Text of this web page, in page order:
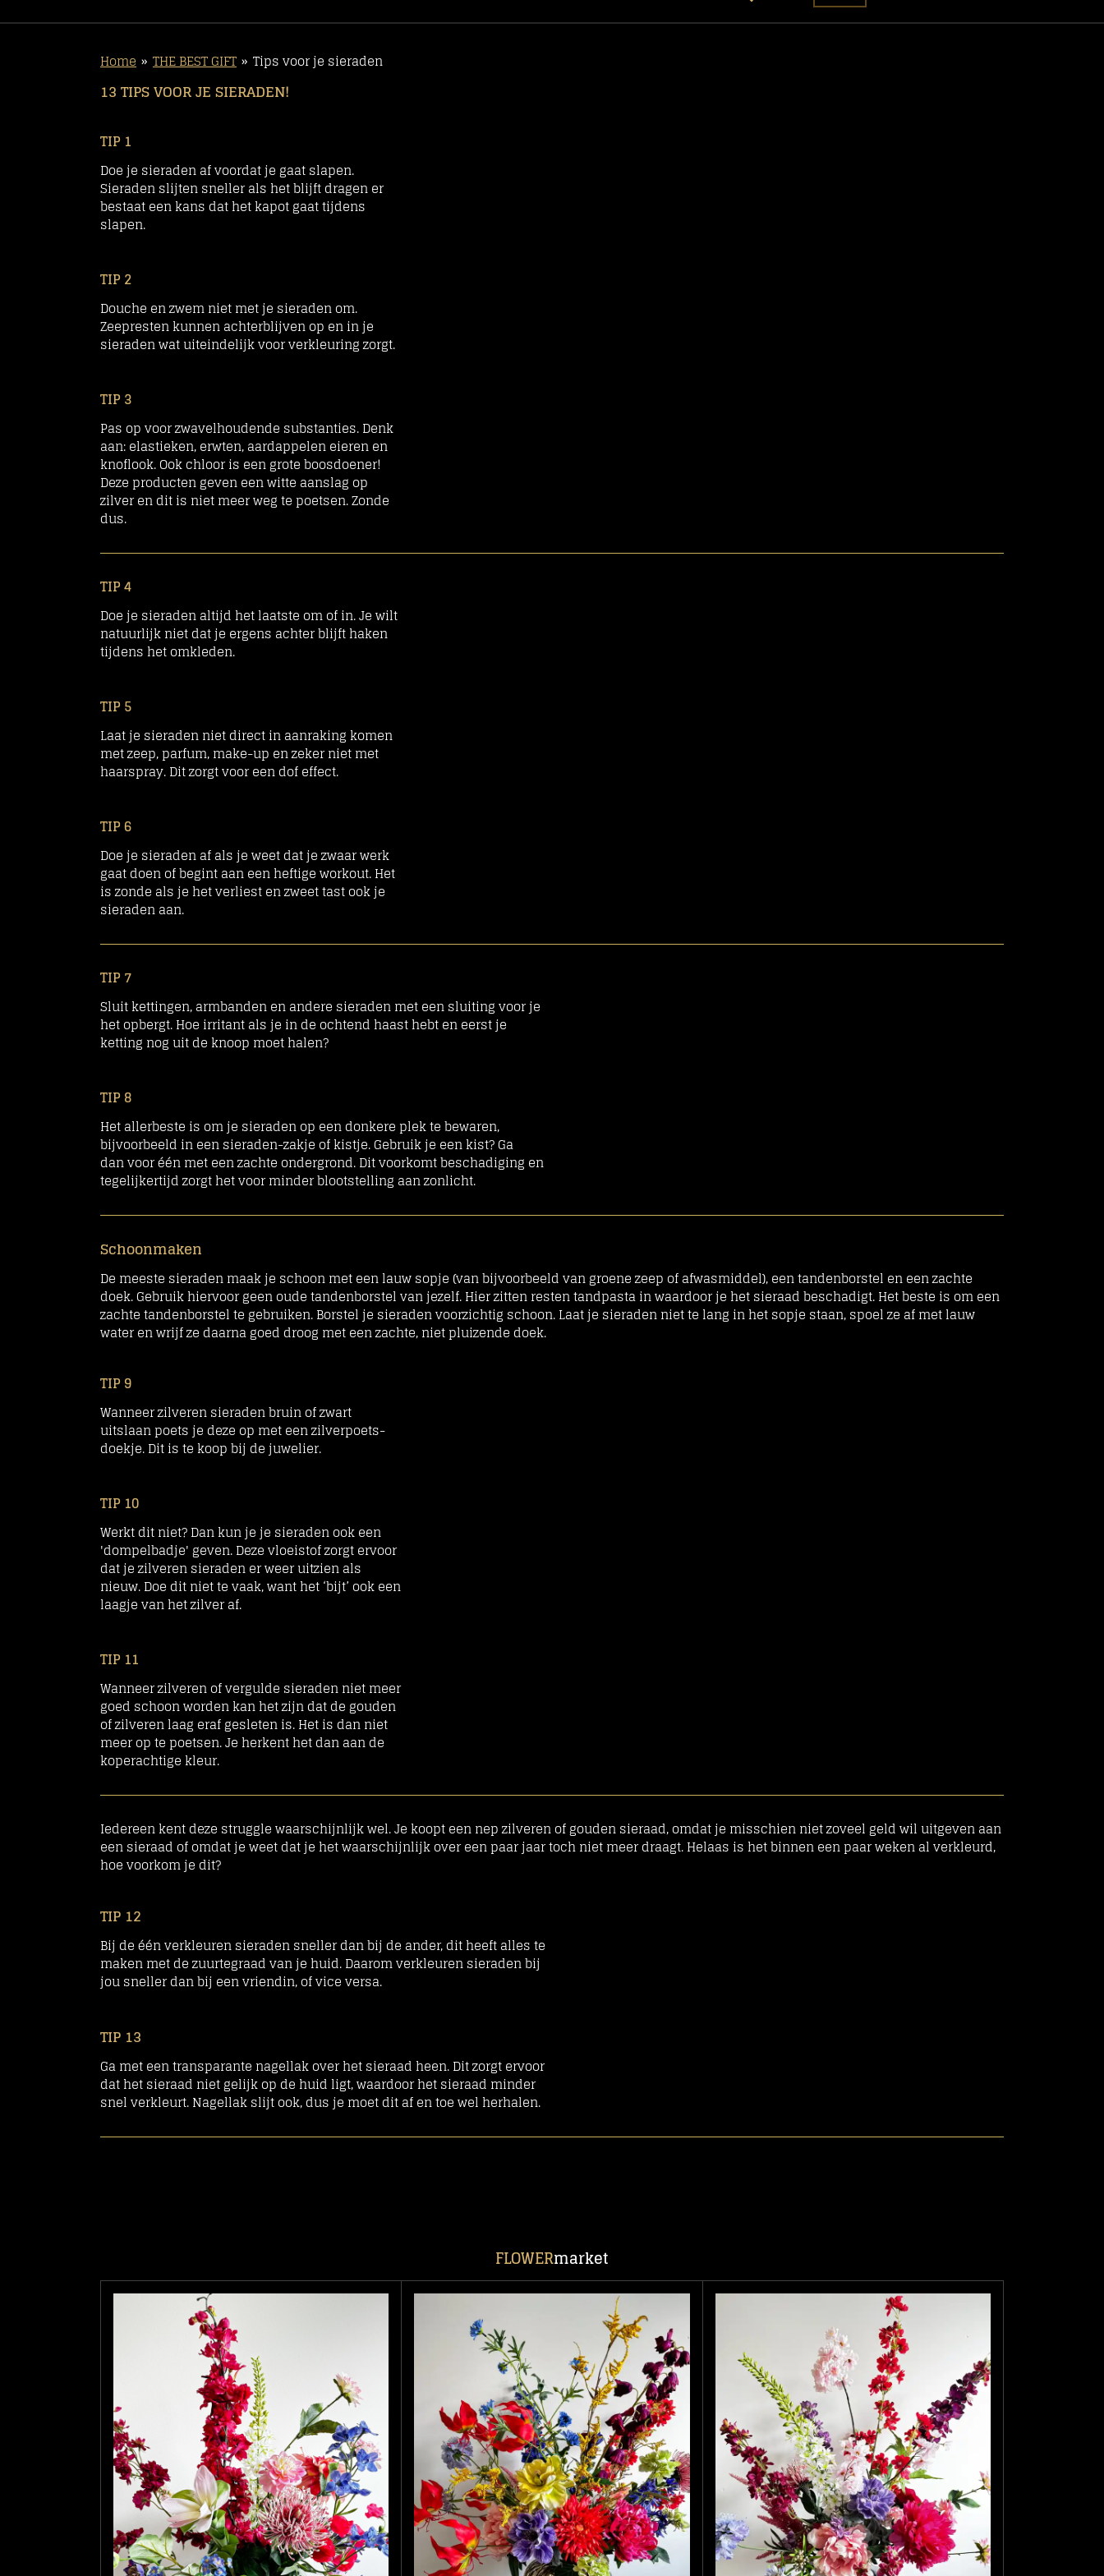
Home » THE BEST GIFT » Tips voor je sieraden
13 TIPS VOOR JE SIERADEN!
TIP 1
Doe je sieraden af voordat je gaat slapen.
Sieraden slijten sneller als het blijft dragen er
bestaat een kans dat het kapot gaat tijdens
slapen.
TIP 2
Douche en zwem niet met je sieraden om.
Zeepresten kunnen achterblijven op en in je
sieraden wat uiteindelijk voor verkleuring zorgt.
TIP 3
Pas op voor zwavelhoudende substanties. Denk
aan: elastieken, erwten, aardappelen eieren en
knoflook. Ook chloor is een grote boosdoener!
Deze producten geven een witte aanslag op
zilver en dit is niet meer weg te poetsen. Zonde
dus.
TIP 4
Doe je sieraden altijd het laatste om of in. Je wilt
natuurlijk niet dat je ergens achter blijft haken
tijdens het omkleden.
TIP 5
Laat je sieraden niet direct in aanraking komen
met zeep, parfum, make-up en zeker niet met
haarspray. Dit zorgt voor een dof effect.
TIP 6
Doe je sieraden af als je weet dat je zwaar werk
gaat doen of begint aan een heftige workout. Het
is zonde als je het verliest en zweet tast ook je
sieraden aan.
TIP 7
Sluit kettingen, armbanden en andere sieraden met een sluiting voor je
het opbergt. Hoe irritant als je in de ochtend haast hebt en eerst je
ketting nog uit de knoop moet halen?
TIP 8
Het allerbeste is om je sieraden op een donkere plek te bewaren,
bijvoorbeeld in een sieraden-zakje of kistje. Gebruik je een kist? Ga
dan voor één met een zachte ondergrond. Dit voorkomt beschadiging en
tegelijkertijd zorgt het voor minder blootstelling aan zonlicht.
Schoonmaken
De meeste sieradenmaak je schoon met een lauw sopje (van bijvoorbeeld van groene zeep of afwasmiddel), een tandenborstel en een zachte
doek. Gebruik hiervoor geen oude tandenborstel van jezelf. Hier zitten resten tandpasta in waardoor je het sieraad beschadigt. Het beste is om een
zachte tandenborstel te gebruiken. Borstel je sieraden voorzichtig schoon. Laat je sieraden niet te lang in het sopje staan, spoel ze af met lauw
water en wrijf ze daarna goed droog met een zachte, niet pluizende doek.
TIP 9
Wanneer zilveren sieraden bruin of zwart
uitslaan poets je deze op met een zilverpoets-
doekje.Dit is te koop bij de juwelier.
TIP 10
Werkt dit niet? Dan kun je je sieraden ook een
'dompelbadje' geven. Deze vloeistof zorgt ervoor
dat je zilveren sieraden er weer uitzien als
nieuw. Doe dit niet te vaak, want het ‘bijt’ ook een
laagje van het zilver af.
TIP 11
Wanneer zilveren of vergulde sieraden niet meer
goed schoon worden kan het zijn dat de gouden
of zilveren laag eraf gesleten is. Het is dan niet
meer op te poetsen. Je herkent het dan aan de
koperachtige kleur.
Iedereen kent deze struggle waarschijnlijk wel. Je koopt een nep zilveren of gouden sieraad, omdat je misschien niet zoveel geld wil uitgeven aan
een sieraad of omdat je weet dat je het waarschijnlijk over een paar jaar toch niet meer draagt. Helaas is het binnen een paar weken al verkleurd,
hoe voorkom je dit?
TIP 12
Bij de één verkleuren sieraden sneller dan bij de ander, dit heeft alles te
maken met de zuurtegraad van je huid. Daarom verkleuren sieraden bij
jou sneller dan bij een vriendin, of vice versa.
TIP 13
Ga met een transparante nagellakover het sieraad heen. Dit zorgt ervoor
dat het sieraad niet gelijk op de huid ligt, waardoor het sieraad minder
snel verkleurt. Nagellak slijt ook, dus je moet dit af en toe wel herhalen.
FLOWERmarket